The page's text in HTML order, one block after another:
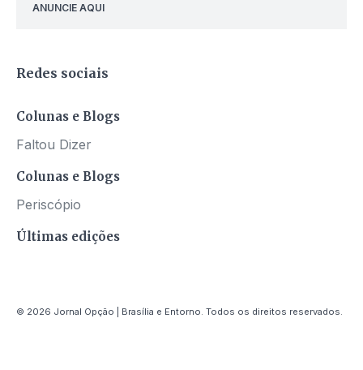
ANUNCIE AQUI
Redes sociais
Colunas e Blogs
Faltou Dizer
Colunas e Blogs
Periscópio
Últimas edições
© 2026 Jornal Opção | Brasília e Entorno. Todos os direitos reservados.